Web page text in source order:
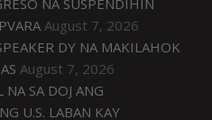
August 7, 2026
DY NA MAKILAHOK
August 7, 2026
NA SA DOJ ANG
U.S. LABAN KAY